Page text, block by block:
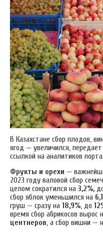
В Казахстане сбор плодов,
ягод — увеличился,
ссылкой на аналитиков
Фрукты и орехи —
2023 году валовой сбор
целом сократился на 3,2%,
сбор яблок уменьшился на
груш — сразу на 18,9%, до
время сбор абрикосов
центнеров, а сбор вишни —